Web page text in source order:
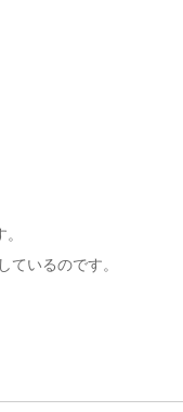
ているのです。